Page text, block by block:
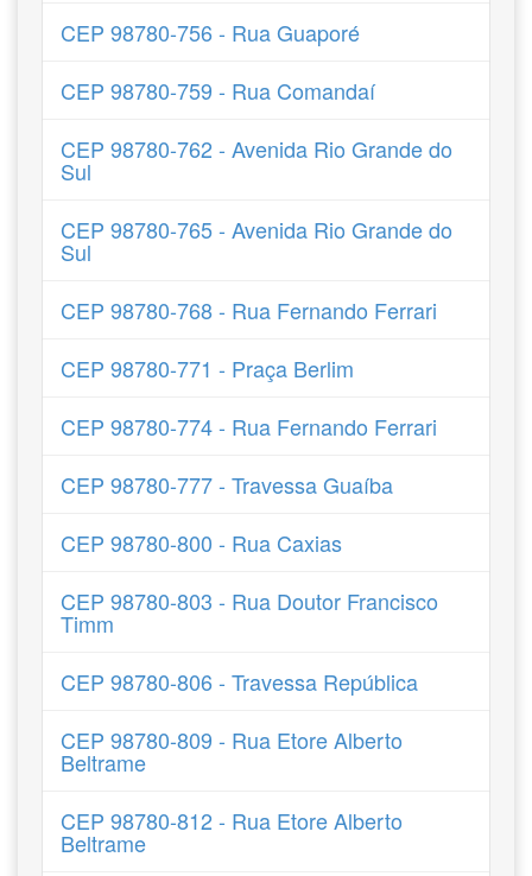
CEP 98780-756 - Rua Guaporé
CEP 98780-759 - Rua Comandaí
CEP 98780-762 - Avenida Rio Grande do
Sul
CEP 98780-765 - Avenida Rio Grande do
Sul
CEP 98780-768 - Rua Fernando Ferrari
CEP 98780-771 - Praça Berlim
CEP 98780-774 - Rua Fernando Ferrari
CEP 98780-777 - Travessa Guaíba
CEP 98780-800 - Rua Caxias
CEP 98780-803 - Rua Doutor Francisco
Timm
CEP 98780-806 - Travessa República
CEP 98780-809 - Rua Etore Alberto
Beltrame
CEP 98780-812 - Rua Etore Alberto
Beltrame